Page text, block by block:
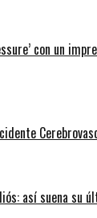
con un
así suena su